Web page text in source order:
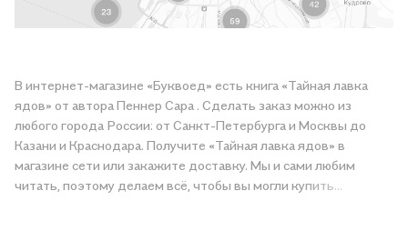
В интернет-магазине «Буквоед» есть книга «Тайная лавка
ядов» от автора Пеннер Сара . Сделать заказ можно из
любого города России: от Санкт-Петербурга и Москвы до
Казани и Краснодара. Получите «Тайная лавка ядов» в
магазине сети или закажите доставку. Мы и сами любим
читать, поэтому делаем всё, чтобы вы могли купить